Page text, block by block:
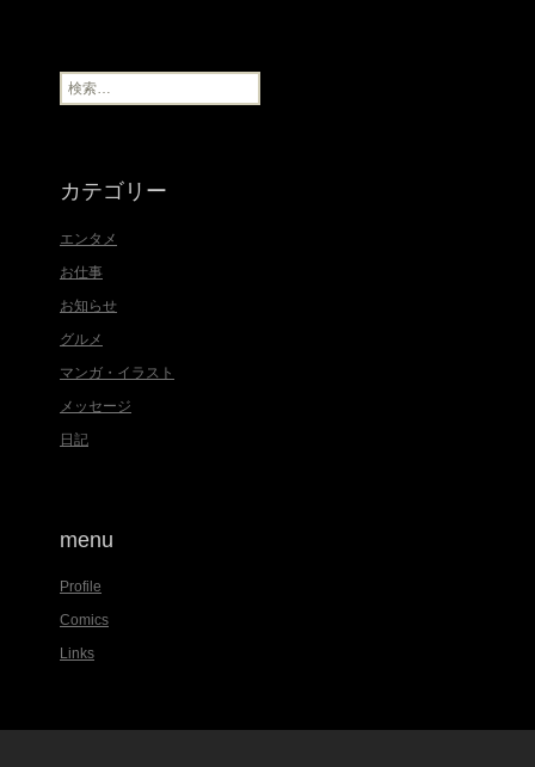
ブ
検
索
カテゴリー
エンタメ
お仕事
お知らせ
グルメ
マンガ・イラスト
メッセージ
日記
menu
Profile
Comics
Links